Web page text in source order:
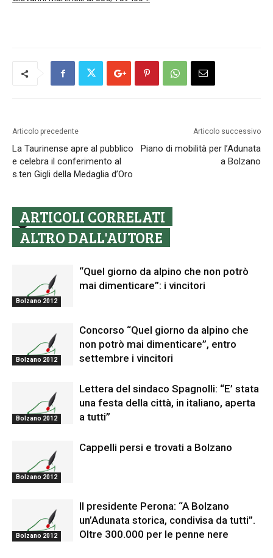
Articolo precedente
La Taurinense apre al pubblico
e celebra il conferimento al
s.ten Gigli della Medaglia d’Oro
Articolo successivo
Piano di mobilità per l’Adunata
a Bolzano
ARTICOLI CORRELATI
ALTRO DALL'AUTORE
Bolzano 2012
“Quel giorno da alpino che non potrò
mai dimenticare”: i vincitori
Bolzano 2012
Concorso “Quel giorno da alpino che
non potrò mai dimenticare”, entro
settembre i vincitori
Bolzano 2012
Lettera del sindaco Spagnolli: “E’ stata
una festa della città, in italiano, aperta
a tutti”
Bolzano 2012
Cappelli persi e trovati a Bolzano
Bolzano 2012
Il presidente Perona: “A Bolzano
un’Adunata storica, condivisa da tutti”.
Oltre 300.000 per le penne nere